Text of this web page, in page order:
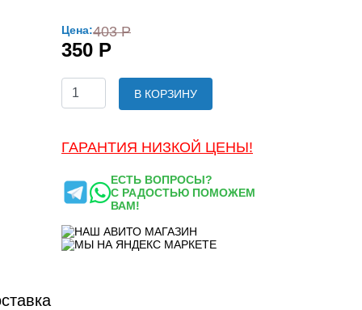
Цена:403 Р
350 Р
В КОРЗИНУ
ГАРАНТИЯ НИЗКОЙ ЦЕНЫ!
ЕСТЬ ВОПРОСЫ?
С РАДОСТЬЮ ПОМОЖЕМ
ВАМ!